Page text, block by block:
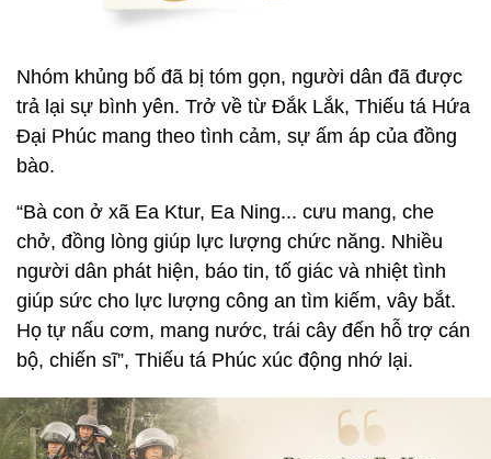
Nhóm khủng bố đã bị tóm gọn, người dân đã được
trả lại sự bình yên. Trở về từ Đắk Lắk, Thiếu tá Hứa
Đại Phúc mang theo tình cảm, sự ấm áp của đồng
bào.
“Bà con ở xã Ea Ktur, Ea Ning... cưu mang, che
chở, đồng lòng giúp lực lượng chức năng. Nhiều
người dân phát hiện, báo tin, tố giác và nhiệt tình
giúp sức cho lực lượng công an tìm kiếm, vây bắt.
Họ tự nấu cơm, mang nước, trái cây đến hỗ trợ cán
bộ, chiến sĩ”, Thiếu tá Phúc xúc động nhớ lại.